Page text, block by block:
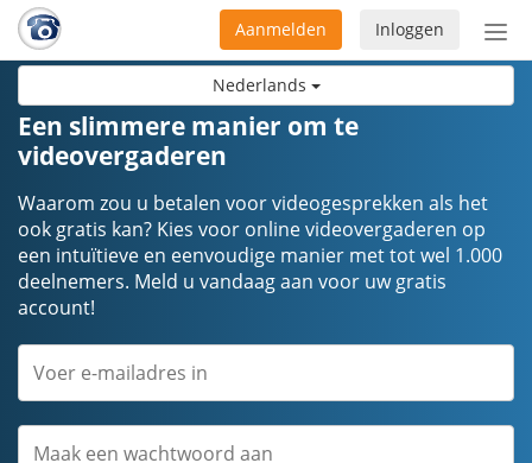
Nederlands
Inloggen
Aanmelden
Een slimmere manier om te
videovergaderen
Waarom zou u betalen voor videogesprekken als het
ook gratis kan? Kies voor online videovergaderen op
een intuïtieve en eenvoudige manier met tot wel 1.000
deelnemers. Meld u vandaag aan voor uw gratis
account!